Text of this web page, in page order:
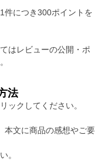
件につき300ポイントを
はレビューの公開・ポ
法
ックしてください。
本文に商品の感想やご要
。